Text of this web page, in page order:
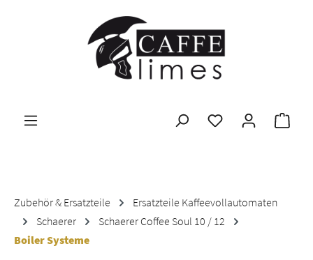
Zum Hauptinhalt springen
Zubehör & Ersatzteile
Ersatzteile Kaffeevollautomaten
Schaerer
Schaerer Coffee Soul 10 / 12
Boiler Systeme